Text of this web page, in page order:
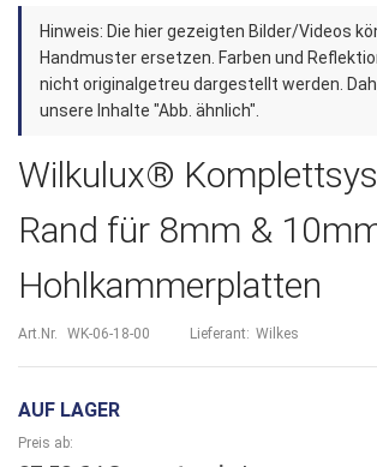
Zum
Anfang
der
Bildergalerie
Hinweis: Die hier gezeigten Bilder/Videos
Handmuster ersetzen. Farben und
nicht originalgetreu dargestellt werden.
unsere Inhalte "Abb. ähnlich".
Wilkulux®
Rand für 8mm &
Hohlkammerplatten
Art.Nr. WK-06-18-00 Lieferant: Wilkes
AUF LAGER
Preis ab